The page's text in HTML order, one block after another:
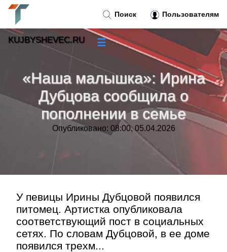
«Наша малышка»: Ирина
Дубцова сообщила о
пополнении в семье
Опубликовано: 08:00, 05.04.2026
У певицы Ирины Дубцовой появился
питомец. Артистка опубликовала
соответствующий пост в социальных
сетях. По словам Дубцовой, в ее доме
появился трехм...
Поиск Пользователям
KUJBYSHEVEC.RU ☰
Новости»
Тренды новостей »
Рубрики»
Контакт»